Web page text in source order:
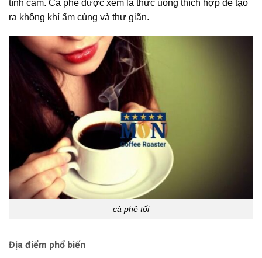
tình cảm. Cà phê được xem là thức uống thích hợp để tạo
ra không khí ấm cúng và thư giãn.
cà phê tối
Địa điểm phổ biến